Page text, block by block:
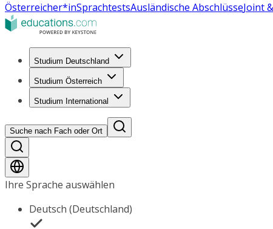
Österreicher*inSprachtestsAusländische AbschlüsseJoint
Studium Deutschland
Studium Österreich
Studium International
Suche nach Fach oder Ort
Ihre Sprache auswählen
Deutsch (Deutschland)